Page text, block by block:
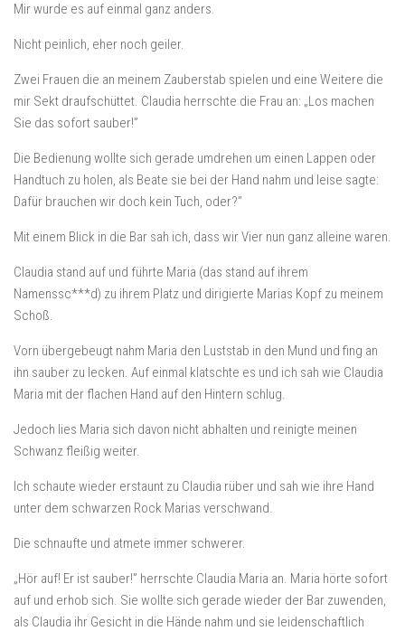
Mir wurde es auf einmal ganz anders.
Nicht peinlich, eher noch geiler.
Zwei Frauen die an meinem Zauberstab spielen und eine Weitere die
mir Sekt draufschüttet. Claudia herrschte die Frau an: „Los machen
Sie das sofort sauber!”
Die Bedienung wollte sich gerade umdrehen um einen Lappen oder
Handtuch zu holen, als Beate sie bei der Hand nahm und leise sagte:
Dafür brauchen wir doch kein Tuch, oder?”
Mit einem Blick in die Bar sah ich, dass wir Vier nun ganz alleine waren.
Claudia stand auf und führte Maria (das stand auf ihrem
Namenssc***d) zu ihrem Platz und dirigierte Marias Kopf zu meinem
Schoß.
Vorn übergebeugt nahm Maria den Luststab in den Mund und fing an
ihn sauber zu lecken. Auf einmal klatschte es und ich sah wie Claudia
Maria mit der flachen Hand auf den Hintern schlug.
Jedoch lies Maria sich davon nicht abhalten und reinigte meinen
Schwanz fleißig weiter.
Ich schaute wieder erstaunt zu Claudia rüber und sah wie ihre Hand
unter dem schwarzen Rock Marias verschwand.
Die schnaufte und atmete immer schwerer.
„Hör auf! Er ist sauber!” herrschte Claudia Maria an. Maria hörte sofort
auf und erhob sich. Sie wollte sich gerade wieder der Bar zuwenden,
als Claudia ihr Gesicht in die Hände nahm und sie leidenschaftlich